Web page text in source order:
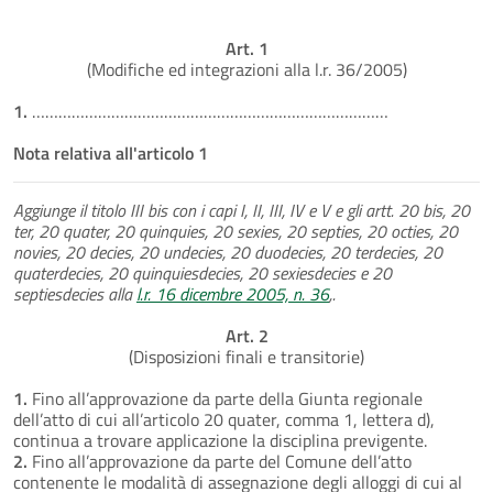
Art. 1
(Modifiche ed integrazioni alla l.r. 36/2005)
1. ………………………………………………………………………
Nota relativa all'articolo 1
Aggiunge il titolo III bis con i capi I, II, III, IV e V e gli artt. 20 bis, 20
ter, 20 quater, 20 quinquies, 20 sexies, 20 septies, 20 octies, 20
novies, 20 decies, 20 undecies, 20 duodecies, 20 terdecies, 20
quaterdecies, 20 quinquiesdecies, 20 sexiesdecies e 20
septiesdecies allal.r. 16 dicembre 2005, n. 36,.
Art. 2
(Disposizioni finali e transitorie)
1. Fino all’approvazione da parte della Giunta regionale
dell’atto di cui all’articolo 20 quater, comma 1, lettera d),
continua a trovare applicazione la disciplina previgente.
2. Fino all’approvazione da parte del Comune dell’atto
contenente le modalità di assegnazione degli alloggi di cui al